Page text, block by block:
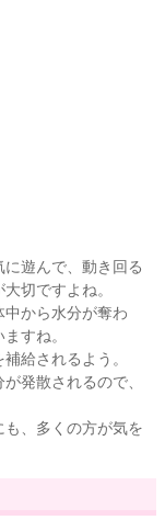
遊んで、動き回る
切ですよね。
から水分が奪わ
すね。
給されるよう。
発散されるので、
も、多くの方が気を